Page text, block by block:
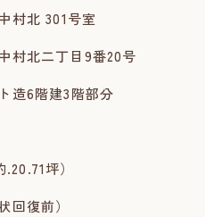
村北 301号室
村北二丁目9番20号
造6階建3階部分
坪）
回復前）